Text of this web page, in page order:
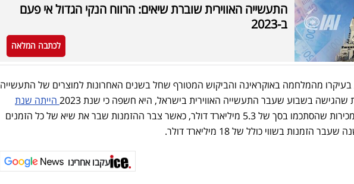
התעשייה האווירית שוברת שיאים: הרווח הנקי הגדול אי פעם
ב-2023
לכתבה המלאה
בעיקרו מהמלחמה באוקראינה והביקוש המטורף שחל בשנים האחרונות למוצרים של התעשייה
שהגישה בשבוע שעבר התעשייה האווירית בישראל, היא חשפה כי שנת 2023
הייתה שנת
עם מכירות שהסתכמו בסך של 5.3 מיליארד דולר, כאשר צבר ההזמנות שבר את שיא של כל הזמנים
הזמנות בשווי כולל של 18 מיליארד דולר.
עקבו אחרינו